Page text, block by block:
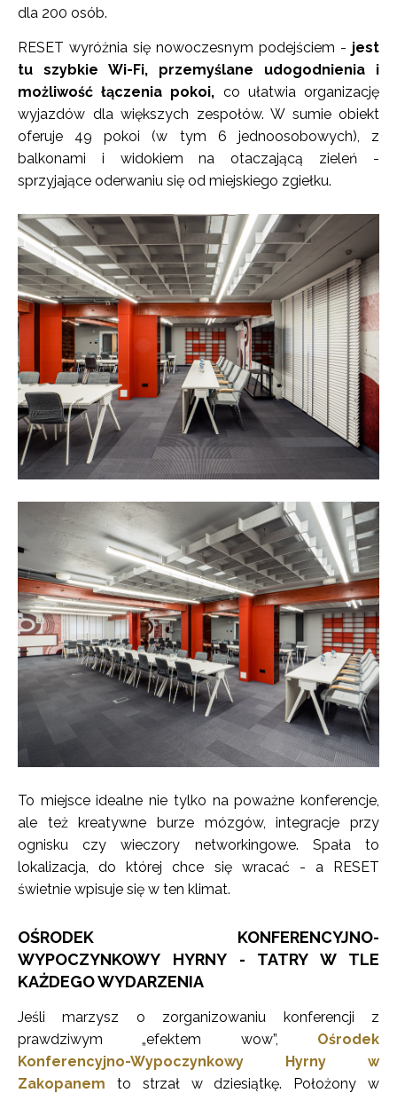
dla 200 osób.
RESET wyróżnia się nowoczesnym podejściem - jest
tu szybkie Wi-Fi, przemyślane udogodnienia i
możliwość łączenia pokoi, co ułatwia organizację
wyjazdów dla większych zespołów. W sumie obiekt
oferuje 49 pokoi (w tym 6 jednoosobowych), z
balkonami i widokiem na otaczającą zieleń -
sprzyjające oderwaniu się od miejskiego zgiełku.
To miejsce idealne nie tylko na poważne konferencje,
ale też kreatywne burze mózgów, integracje przy
ognisku czy wieczory networkingowe. Spała to
lokalizacja, do której chce się wracać - a RESET
świetnie wpisuje się w ten klimat.
OŚRODEK KONFERENCYJNO-
WYPOCZYNKOWY HYRNY - TATRY W TLE
KAŻDEGO WYDARZENIA
Jeśli marzysz o zorganizowaniu konferencji z
prawdziwym „efektem wow”, Ośrodek
Konferencyjno-Wypoczynkowy Hyrny w
Zakopanem to strzał w dziesiątkę. Położony w